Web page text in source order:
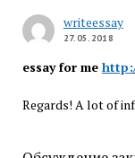
writeessay
27.05.2018
essay for me
Regards! A lot of